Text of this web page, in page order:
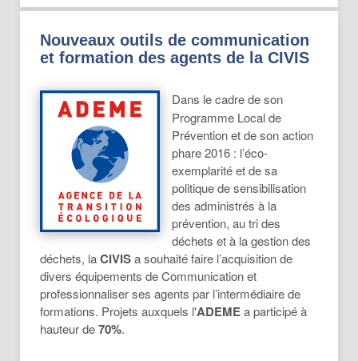
Nouveaux outils de communication
et formation des agents de la CIVIS
Dans le cadre de son
Programme Local de
Prévention et de son action
phare 2016 : l’éco-
exemplarité et de sa
politique de sensibilisation
des administrés à la
prévention, au tri des
déchets et à la gestion des
déchets, laCIVISa souhaité faire l’acquisition de
divers équipements de Communication et
professionnaliser ses agents par l’intermédiaire de
formations. Projets auxquels l'ADEMEa participé à
hauteur de70%.